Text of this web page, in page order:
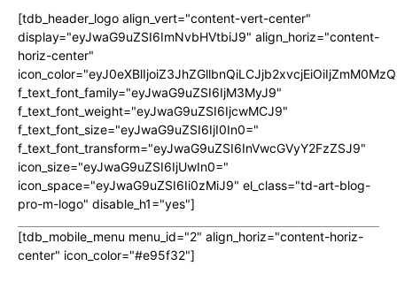
[tdb_header_logo align_vert="content-vert-center"
display="eyJwaG9uZSI6ImNvbHVtbiJ9" align_horiz="content-
horiz-center"
f_text_font_family="eyJwaG9uZSI6IjM3MyJ9"
f_text_font_weight="eyJwaG9uZSI6IjcwMCJ9"
f_text_font_size="eyJwaG9uZSI6IjI0In0="
f_text_font_transform="eyJwaG9uZSI6InVwcGVyY2FzZSJ9"
icon_size="eyJwaG9uZSI6IjUwIn0="
icon_space="eyJwaG9uZSI6Ii0zMiJ9" el_class="td-art-blog-
pro-m-logo" disable_h1="yes"]
[tdb_mobile_menu menu_id="2" align_horiz="content-horiz-
center" icon_color="#e95f32"]